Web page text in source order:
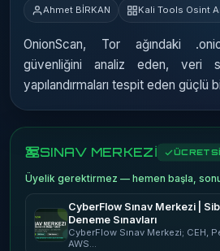
Ahmet BİRKAN Kali Tools Osint
OnionScan, Tor ağındaki
güvenliğini analiz eden, veri
yapılandırmaları tespit eden güçlü
SINAV MERKEZİ
Üyelik gerektirmez — hemen başla,
CyberFlow Sınav Merkezi |
Deneme Sınavları
CyberFlow Sınav Merkezi; CEH,
AWS…